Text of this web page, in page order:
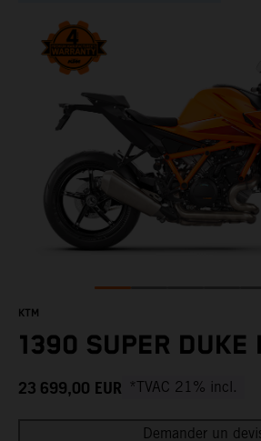
KTM
1390 SUPER DUKE
23 699,00 EUR *TVAC 21% incl.
Demander un